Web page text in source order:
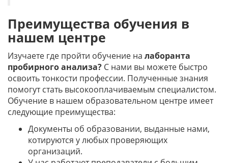
Преимущества обучения в
нашем центре
Изучаете где пройти обучение на лаборанта
пробирного анализа? С нами вы можете быстро
освоить тонкости профессии. Полученные знания
помогут стать высокооплачиваемым специалистом.
Обучение в нашем образовательном центре имеет
следующие преимущества:
Документы об образовании, выданные нами,
котируются у любых проверяющих
организаций.